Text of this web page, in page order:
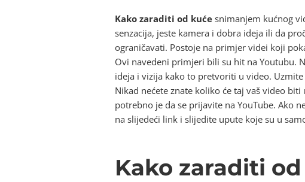
Kako zaraditi od kuće snimanjem kućnog
senzacija, jeste kamera i dobra ideja ili da
ograničavati. Postoje na primjer videi koji
Ovi navedeni primjeri bili su hit na Youtubu.
ideja i vizija kako to pretvoriti u video.
Nikad nećete znate koliko će taj vaš video
potrebno je da se prijavite na YouTube. Ako
na slijedeći link i slijedite upute koje su u
Kako zaraditi